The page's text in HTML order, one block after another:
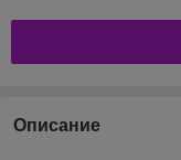
Описание